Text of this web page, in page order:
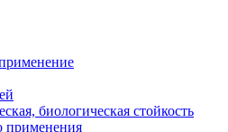
биологическая стойкость
применения